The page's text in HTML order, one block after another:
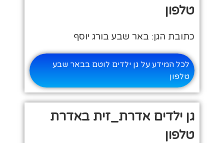
טלפון
כתובת הגן: באר שבע בורג יוסף
לכל המידע על גן ילדים לוטם בבאר שבע
טלפון
גן ילדים אדרת_זית באדרת
טלפון